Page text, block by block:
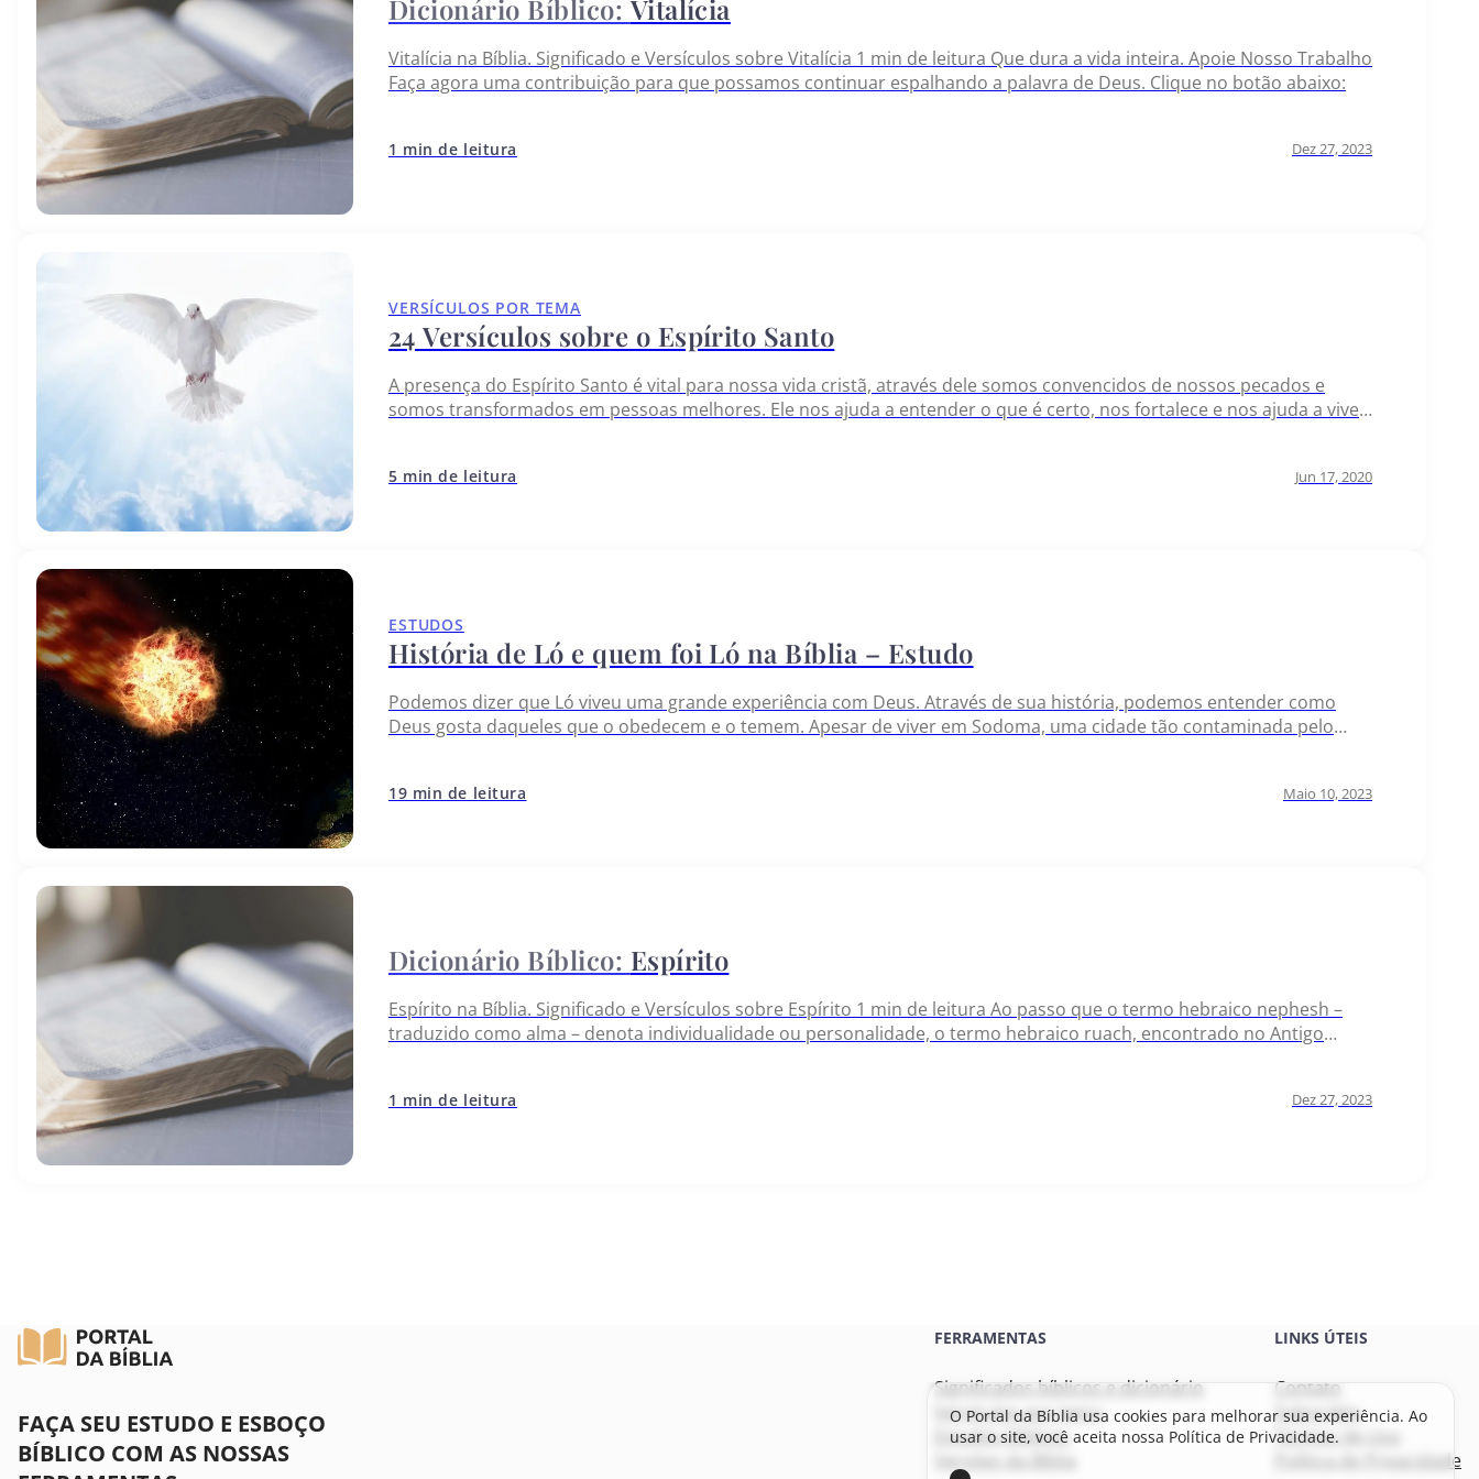
Vitalícia
Vitalícia na Bíblia. Significado e Versículos sobre Vitalícia 1 min de leitura Que dura a vida inteira. Apoie Nosso Trabalho
Faça agora uma contribuição para que possamos continuar espalhando a palavra de Deus. Clique no botão abaixo:
1 min de leitura Dez 27, 2023
VERSÍCULOS POR TEMA
24 Versículos sobre o Espírito Santo
A presença do Espírito Santo é vital para nossa vida cristã, através dele somos convencidos de nossos pecados e
somos transformados em pessoas melhores. Ele nos ajuda a entender o que é certo, nos fortalece e nos ajuda a viver
5 min de leitura Jun 17, 2020
ESTUDOS
História de Ló e quem foi Ló na Bíblia – Estudo
Podemos dizer que Ló viveu uma grande experiência com Deus. Através de sua história, podemos entender como
Deus gosta daqueles que o obedecem e o temem. Apesar de viver em Sodoma, uma cidade tão contaminada pelo
19 min de leitura Maio 10, 2023
Espírito
Espírito na Bíblia. Significado e Versículos sobre Espírito 1 min de leitura Ao passo que o termo hebraico nephesh –
traduzido como alma – denota individualidade ou personalidade, o termo hebraico ruach, encontrado no Antigo
1 min de leitura Dez 27, 2023
FAÇA SEU ESTUDO E ESBOÇO
BÍBLICO COM AS NOSSAS
FERRAMENTAS
Significados bíblicos e dicionário
Versículos por tema
Estudos bíblicos
LINKS ÚTEIS
Contato
Sobre Nós
Termos de Uso
Política de Privacidade
O Portal da Bíblia usa cookies para melhorar sua experiência. Ao
usar o site, você aceita nossa Política de Privacidade.